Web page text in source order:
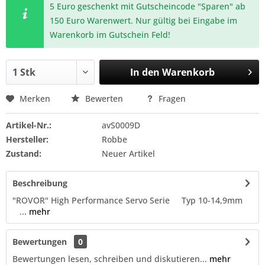
5 Euro geschenkt mit Gutscheincode "Sparen" ab
150 Euro Warenwert. Nur gültig bei Eingabe im
Warenkorb im Gutschein Feld!
In den Warenkorb
Merken Bewerten Fragen
Artikel-Nr.:
avS0009D
Hersteller:
Robbe
Zustand:
Neuer Artikel
Beschreibung
"ROVOR" High Performance Servo Serie Typ 10-14,9mm
... mehr
Bewertungen
0
Bewertungen lesen, schreiben und diskutieren... mehr